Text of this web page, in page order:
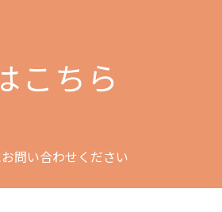
こちら
問い合わせください